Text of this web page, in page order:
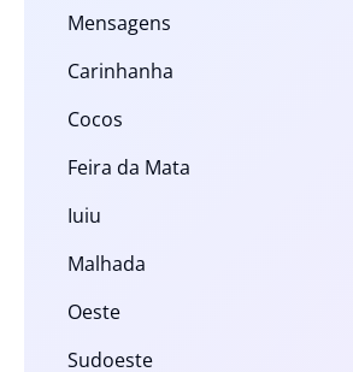
Mensagens
Carinhanha
Cocos
Feira da Mata
Iuiu
Malhada
Oeste
Sudoeste